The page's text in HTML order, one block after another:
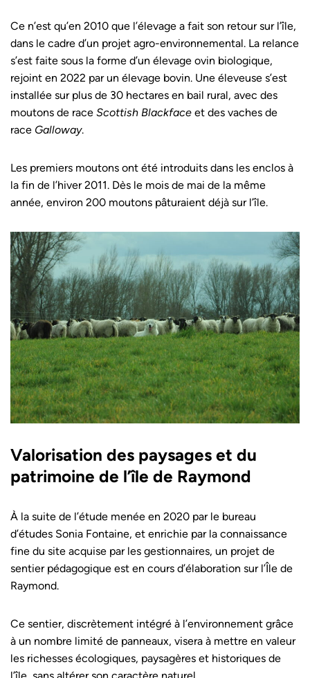
Ce n’est qu’en 2010 que l’élevage a fait son retour sur l’île,
dans le cadre d’un projet agro-environnemental. La relance
s’est faite sous la forme d’un élevage ovin biologique,
rejoint en 2022 par un élevage bovin. Une éleveuse s’est
installée sur plus de 30 hectares en bail rural, avec des
moutons de race Scottish Blackface et des vaches de
race Galloway.
Les premiers moutons ont été introduits dans les enclos à
la fin de l’hiver 2011. Dès le mois de mai de la même
année, environ 200 moutons pâturaient déjà sur l’île.
Valorisation des paysages et du
patrimoine de l’île de Raymond
À la suite de l’étude menée en 2020 par le bureau
d’études Sonia Fontaine, et enrichie par la connaissance
fine du site acquise par les gestionnaires, un projet de
sentier pédagogique est en cours d’élaboration sur l’Île de
Raymond.
Ce sentier, discrètement intégré à l’environnement grâce
à un nombre limité de panneaux, visera à mettre en valeur
les richesses écologiques, paysagères et historiques de